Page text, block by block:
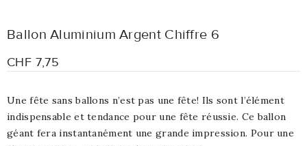
Ballon Aluminium Argent Chiffre 6
CHF 7,75
Une fête sans ballons n’est pas une fête! Ils sont l’élément
indispensable et tendance pour une fête réussie. Ce ballon
géant fera instantanément une grande impression. Pour une